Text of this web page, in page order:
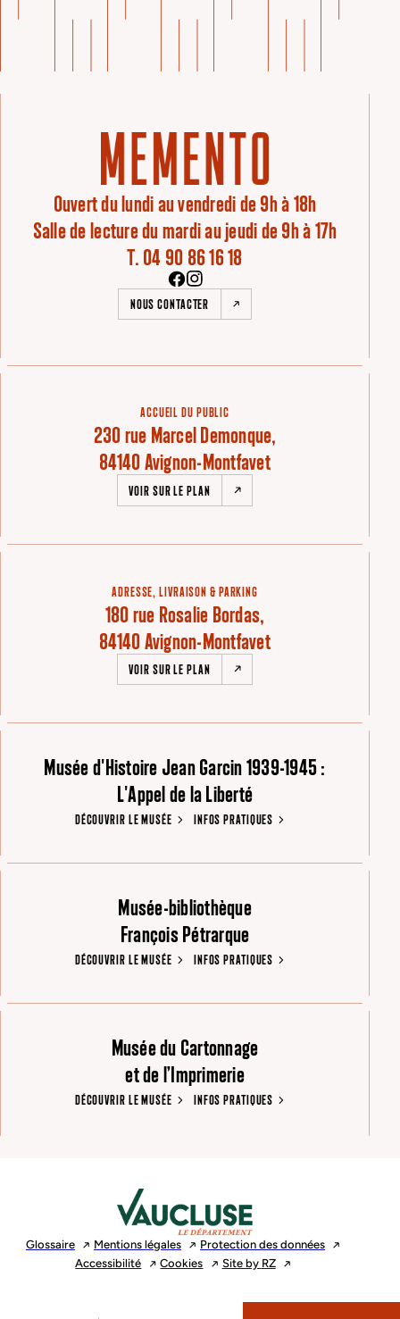
Ouvert du lundi au vendredi de 9h à 18h
Salle de lecture du mardi au jeudi de 9h à 17h
T. 04 90 86 16 18
NOUS CONTACTER
ACCUEIL DU PUBLIC
230 rue Marcel Demonque,
84140 Avignon-Montfavet
VOIR SUR LE PLAN
ADRESSE, LIVRAISON & PARKING
180 rue Rosalie Bordas,
84140 Avignon-Montfavet
VOIR SUR LE PLAN
Musée d'Histoire Jean Garcin 1939-1945 :
L'Appel de la Liberté
DÉCOUVRIR LE MUSÉE INFOS PRATIQUES
Musée-bibliothèque
François Pétrarque
DÉCOUVRIR LE MUSÉE INFOS PRATIQUES
Musée du Cartonnage
et de l’Imprimerie
DÉCOUVRIR LE MUSÉE INFOS PRATIQUES
Glossaire Mentions légales Protection desdonnées
Accessibilité
Cookies Site by RZ